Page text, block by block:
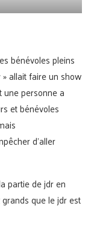
bénévoles pleins
» allait faire un show
personne a
et bénévoles
d’aller
partie de jdr en
que le jdr est